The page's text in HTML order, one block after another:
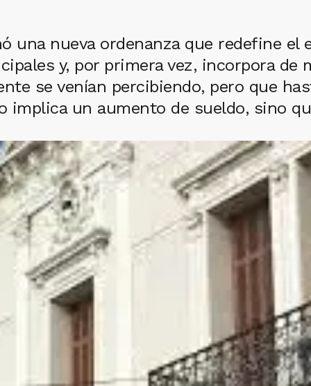
una nueva ordenanza que redefine el
y, por primera vez, incorpora de
se venían percibiendo, pero que
un aumento de sueldo, sino